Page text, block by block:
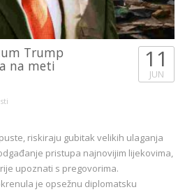
Trump
na meti 11
JUN
riskiraju gubitak velikih ulaganja
pristupa najnovijim lijekovima,
upoznati s pregovorima.
je opsežnu diplomatsku